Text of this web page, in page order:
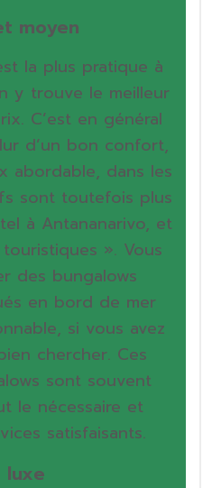
moyen
la plus pratique à
y trouve le meilleur
C’est en général
d’un bon confort,
abordable, dans les
sont toutefois plus
à Antananarivo, et
». Vous
des bungalows
en bord de mer
si vous avez
chercher. Ces
sont souvent
le nécessaire et
satisfaisants.
luxe